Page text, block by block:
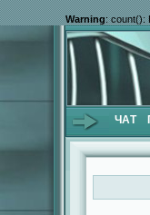
Warning: count():
ЧАТ